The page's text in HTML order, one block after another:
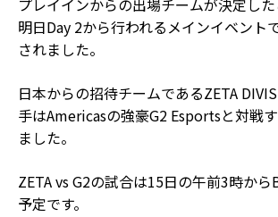
プレイインからの出場チームが決定した
明日Day 2から行われるメインイベント
されました。
日本からの招待チームであるZETA
手はAmericasの強豪G2 Esportsと対戦
ました。
ZETA vs G2の試合は15日の午前3時か
予定です。